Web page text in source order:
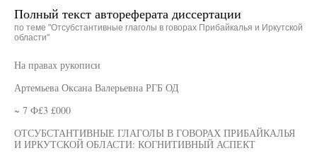
Полный текст автореферата диссертации
по теме "Отсубстантивные глаголы в говорах Прибайкалья и Иркутской
области"
На правах рукописи
Артемьева Оксана Валерьевна РГБ ОД
~ 7 Ф£3 £000
ОТСУБСТАНТИВНЫЕ ГЛАГОЛЫ В ГОВОРАХ ПРИБАЙКАЛЬЯ
И ИРКУТСКОЙ ОБЛАСТИ: КОГНИТИВНЫЙ АСПЕКТ